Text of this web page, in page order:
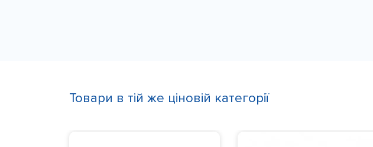
Товари в тій же ціновій категорії